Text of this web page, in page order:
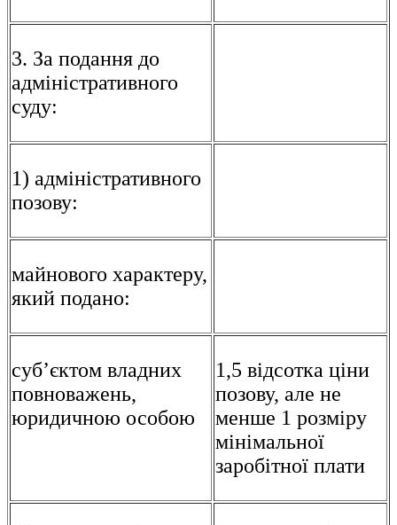
3. За подання до
адміністративного
суду:
1) адміністративного
позову:
майнового характеру,
який подано:
суб’єктом владних
повноважень,
юридичною особою
1,5 відсотка ціни
позову, але не
менше 1 розміру
мінімальної
заробітної плати